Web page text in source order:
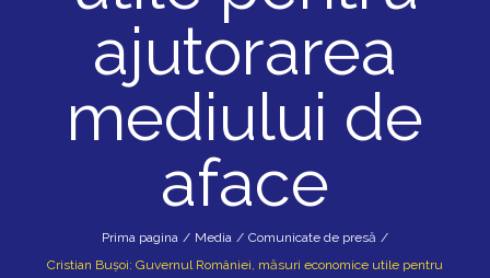
ajutorarea
mediului de
aface
Prima pagina / Media / Comunicate de presă /
Cristian Bușoi: Guvernul României, măsuri economice utile pentru